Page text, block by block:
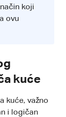
koji
ovu
kuće
kuće, važno
i logičan